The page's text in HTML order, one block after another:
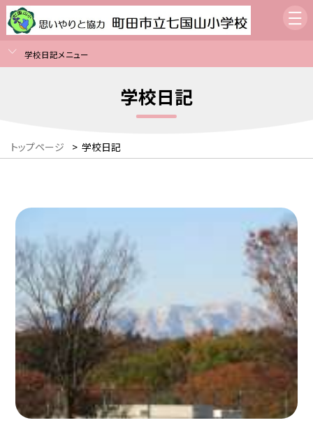
学校日記メニュー
学校日記
トップページ > 学校日記